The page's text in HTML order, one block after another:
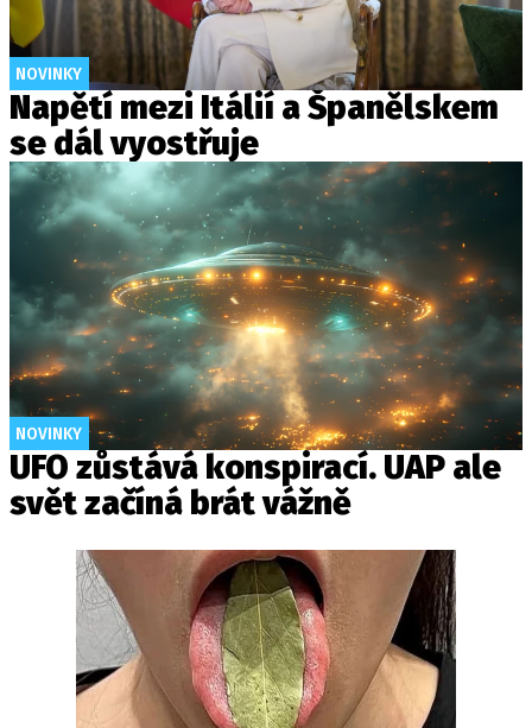
NOVINKY
Napětí mezi Itálií a Španělskem
se dál vyostřuje
NOVINKY
UFO zůstává konspirací. UAP ale
svět začíná brát vážně